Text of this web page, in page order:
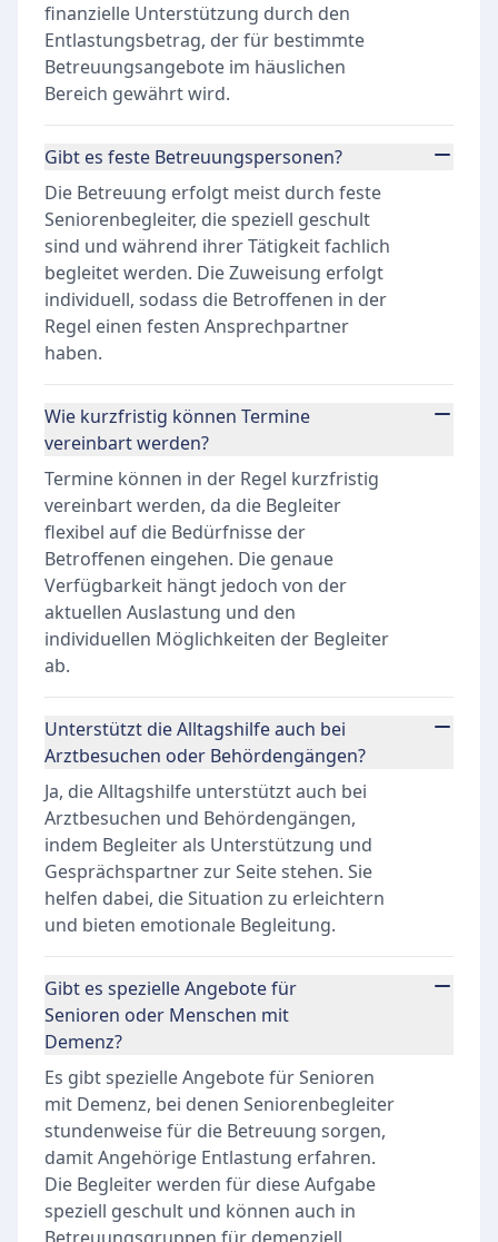
finanzielle Unterstützung durch den
Entlastungsbetrag, der für bestimmte
Betreuungsangebote im häuslichen
Bereich gewährt wird.
Gibt es feste Betreuungspersonen?
Die Betreuung erfolgt meist durch feste
Seniorenbegleiter, die speziell geschult
sind und während ihrer Tätigkeit fachlich
begleitet werden. Die Zuweisung erfolgt
individuell, sodass die Betroffenen in der
Regel einen festen Ansprechpartner
haben.
Wie kurzfristig können Termine
vereinbart werden?
Termine können in der Regel kurzfristig
vereinbart werden, da die Begleiter
flexibel auf die Bedürfnisse der
Betroffenen eingehen. Die genaue
Verfügbarkeit hängt jedoch von der
aktuellen Auslastung und den
individuellen Möglichkeiten der Begleiter
ab.
Unterstützt die Alltagshilfe auch bei
Arztbesuchen oder Behördengängen?
Ja, die Alltagshilfe unterstützt auch bei
Arztbesuchen und Behördengängen,
indem Begleiter als Unterstützung und
Gesprächspartner zur Seite stehen. Sie
helfen dabei, die Situation zu erleichtern
und bieten emotionale Begleitung.
Gibt es spezielle Angebote für
Senioren oder Menschen mit
Demenz?
Es gibt spezielle Angebote für Senioren
mit Demenz, bei denen Seniorenbegleiter
stundenweise für die Betreuung sorgen,
damit Angehörige Entlastung erfahren.
Die Begleiter werden für diese Aufgabe
speziell geschult und können auch in